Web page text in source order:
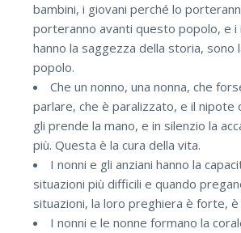
bambini, i giovani perché lo
porteranno avanti questo popolo, e i
hanno la saggezza della storia, sono
popolo.
Che un nonno, una nonna, che
parlare, che è paralizzato, e il nipote
gli prende la mano, e in silenzio la
più. Questa è la cura della vita.
I nonni e gli anziani hanno la
situazioni più difficili e quando
situazioni, la loro preghiera è forte,
I nonni e le nonne formano la